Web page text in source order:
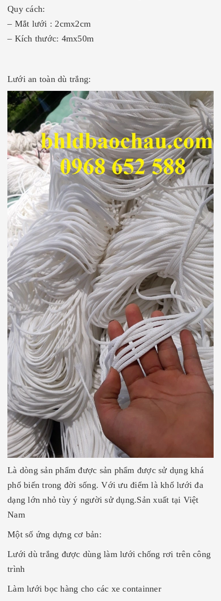
Quy cách:
– Mắt lưới : 2cmx2cm
– Kích thước: 4mx50m
Lưới an toàndù trắng:
Là dòng sản phẩm được sản phẩm được sử dụng khá
phổ biến trong đời sống. Với ưu điểm là khổ lưới đa
dạng lớn nhỏ tùy ý người sử dụng.Sản xuất tại Việt
Nam
Một số ứng dựng cơ bản:
Lưới dù trắng được dùng làm lưới chống rơi trên công
trình
Làm lưới bọc hàng cho các xe containner